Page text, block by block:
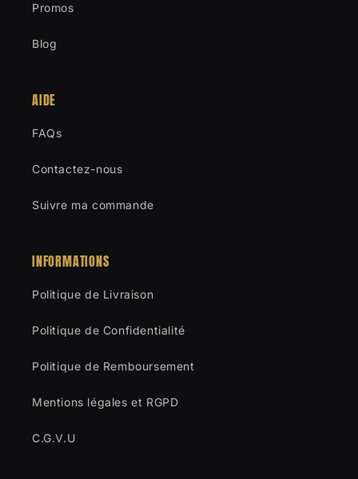
Promos
Blog
AIDE
FAQs
Contactez-nous
Suivre ma commande
INFORMATIONS
Politique de Livraison
Politique de Confidentialité
Politique de Remboursement
Mentions légales et RGPD
C.G.V.U